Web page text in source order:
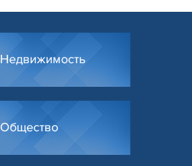
Недвижимость
Общество